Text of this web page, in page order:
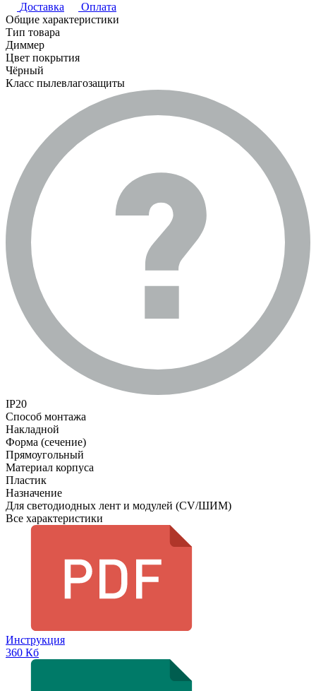
Доставка
Оплата
Общие характеристики
Тип товара
Диммер
Цвет покрытия
Чёрный
Класс пылевлагозащиты
IP20
Способ монтажа
Накладной
Форма (сечение)
Прямоугольный
Материал корпуса
Пластик
Назначение
Для светодиодных лент и модулей (CV/ШИМ)
Все характеристики
Инструкция
360 Кб